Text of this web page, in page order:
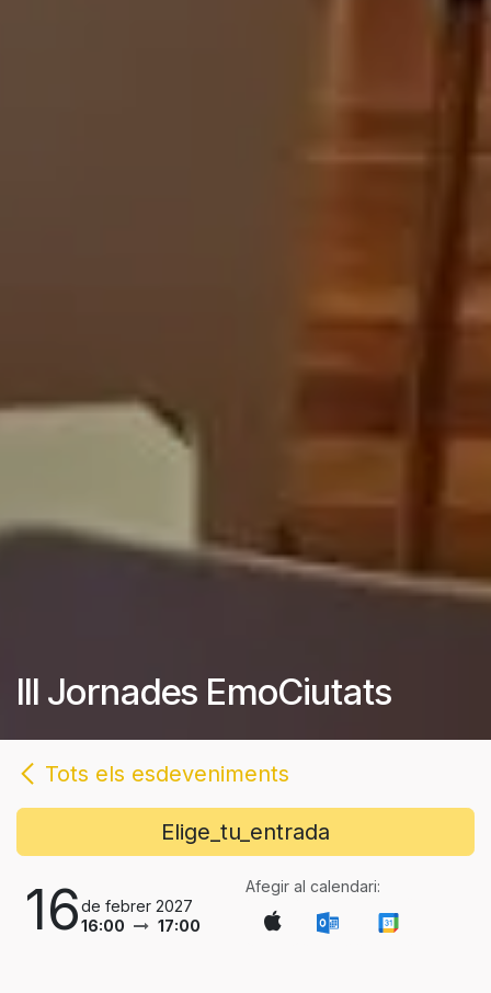
III Jornades EmoCiutats
Tots els esdeveniments
Elige_tu_entrada
16de febrer 2027
16:00
17:00
Afegir al calendari: